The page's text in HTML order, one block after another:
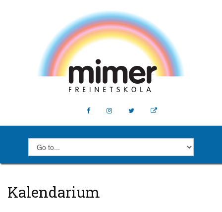
Kalendarium